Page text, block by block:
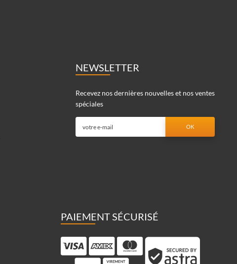
NEWSLETTER
Recevez nos dernières nouvelles et nos ventes
spéciales
PAIEMENT SÉCURISÉ